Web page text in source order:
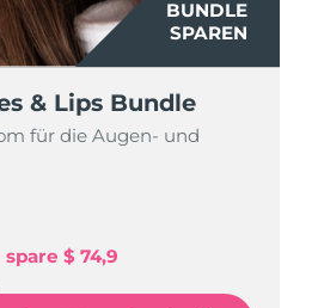
BUNDLE
SPAREN
& Lips Bundle
für die Augen- und
spare $ 74,9
BUNDLE
SPAREN
& Lips Bundle
für die Augen- und
spare $ 74,9